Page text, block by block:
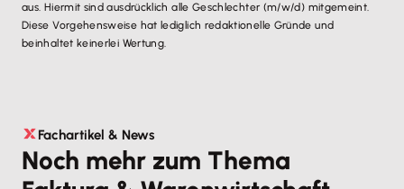
aus. Hiermit sind ausdrücklich alle Geschlechter (m/w/d) mitgemeint.
Diese Vorgehensweise hat lediglich redaktionelle Gründe und
beinhaltet keinerlei Wertung.
Fachartikel & News
Noch mehr zum Thema